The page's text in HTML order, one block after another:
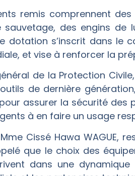
remis comprennent
sauvetage, des engins de
dotation s’inscrit dans le
et vise à renforcer la
de la Protection
de dernière
assurer la sécurité des
à en faire un usage
Cissé Hawa WAGUE,
que le choix des
dans une